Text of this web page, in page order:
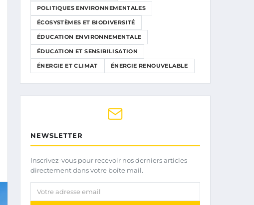
POLITIQUES ENVIRONNEMENTALES
ÉCOSYSTÈMES ET BIODIVERSITÉ
ÉDUCATION ENVIRONNEMENTALE
ÉDUCATION ET SENSIBILISATION
ÉNERGIE ET CLIMAT ÉNERGIE RENOUVELABLE
NEWSLETTER
Inscrivez-vous pour recevoir nos derniers articles
directement dans votre boîte mail.
Votre adresse email